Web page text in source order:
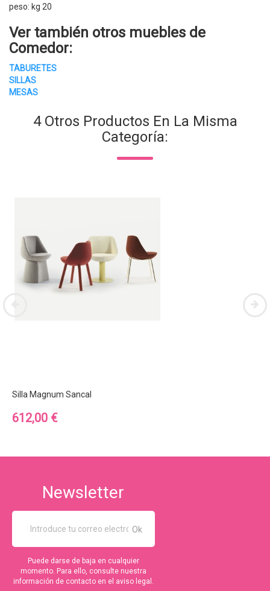
peso: kg 20
Ver también otros muebles de
Comedor:
TABURETES
SILLAS
MESAS
4 Otros Productos En La Misma
Categoría:
Silla Magnum Sancal
Precio
612,00 €
Newsletter
Puede darse de baja en cualquier
momento. Para ello, consulte nuestra
información de contacto en el aviso legal.